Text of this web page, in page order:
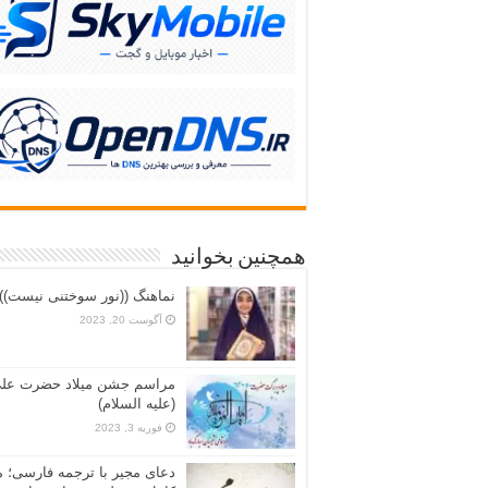
همچنین بخوانید
نماهنگ ((نور سوختنی نیست))
آگوست 20, 2023
مراسم جشن میلاد حضرت
(علیه السلام)
فوریه 3, 2023
دعای مجیر با ترجمه فارسی؛